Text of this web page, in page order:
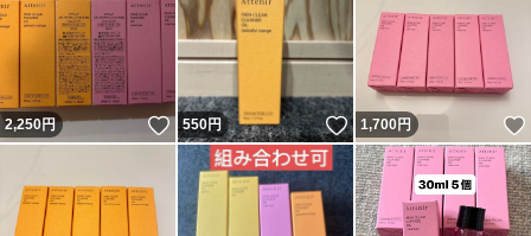
2,250円 いいね！
550円 いいね！
1,700円